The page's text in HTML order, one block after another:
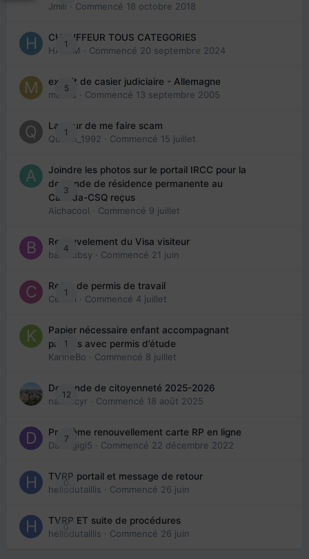
Jmili · Commencé 18 octobre 2018
1
CHAUFFEUR TOUS CATEGORIES
HAZEM · Commencé 20 septembre 2024
5
extrait de casier judiciaire - Allemagne
maries · Commencé 13 septembre 2005
1
La peur de me faire scam
Queen_1992 · Commencé 15 juillet
3
Joindre les photos sur le portail IRCC pour la
demande de résidence permanente au
Canada-CSQ reçus
Aichacool · Commencé 9 juillet
4
Renouvelement du Visa visiteur
babibubsy · Commencé 21 juin
1
Refus de permis de travail
Cedbri · Commencé 4 juillet
1
Papier nécessaire enfant accompagnant
parents avec permis d’étude
KarineBo · Commencé 8 juillet
12
Demande de citoyenneté 2025-2026
nanancyr · Commencé 18 août 2025
7
Problème renouvellement carte RP en ligne
Davidgigi5 · Commencé 22 décembre 2022
0
TVRP portail et message de retour
hellodutaillis · Commencé 26 juin
0
TVRP ET suite de procédures
hellodutaillis · Commencé 26 juin